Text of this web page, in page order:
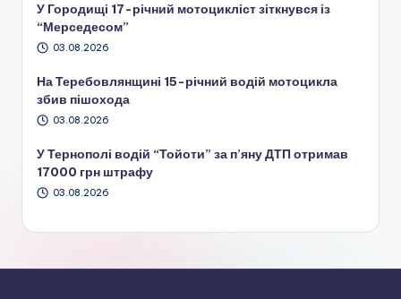
У Городищі 17-річний мотоцикліст зіткнувся із
“Мерседесом”
03.08.2026
На Теребовлянщині 15-річний водій мотоцикла
збив пішохода
03.08.2026
У Тернополі водій “Тойоти” за п’яну ДТП отримав
17000 грн штрафу
03.08.2026